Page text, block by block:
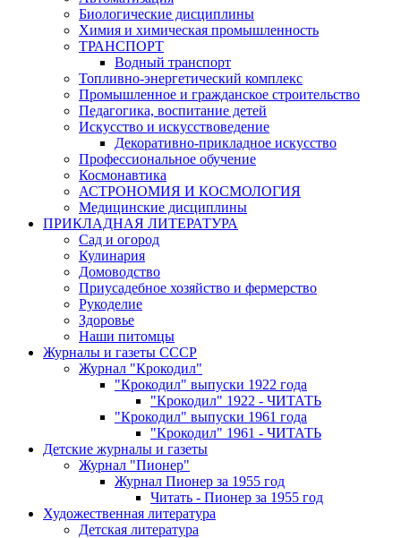
Биологические дисциплины
Химия и химическая промышленность
ТРАНСПОРТ
Водный транспорт
Топливно-энергетический комплекс
Промышленное и гражданское строительство
Педагогика, воспитание детей
Искусство и искусствоведение
Декоративно-прикладное искусство
Профессиональное обучение
Космонавтика
АСТРОНОМИЯ И КОСМОЛОГИЯ
Медицинские дисциплины
ПРИКЛАДНАЯ ЛИТЕРАТУРА
Сад и огород
Кулинария
Домоводство
Приусадебное хозяйство и фермерство
Рукоделие
Здоровье
Наши питомцы
Журналы и газеты СССР
Журнал "Крокодил"
"Крокодил" выпуски 1922 года
"Крокодил" 1922 - ЧИТАТЬ
"Крокодил" выпуски 1961 года
"Крокодил" 1961 - ЧИТАТЬ
Детские журналы и газеты
Журнал "Пионер"
Журнал Пионер за 1955 год
Читать - Пионер за 1955 год
Художественная литература
Детская литература